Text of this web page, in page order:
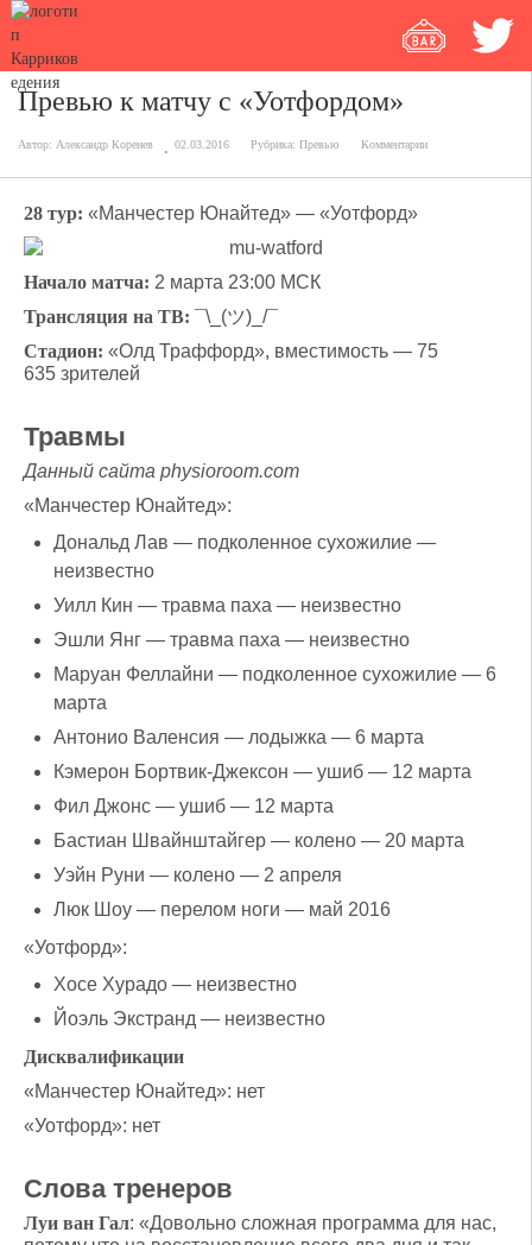
Превью к матчу с «Уотфордом»
Автор: Александр Коренев 02.03.2016 Рубрика: Превью Комментарии
28 тур: «Манчестер Юнайтед» — «Уотфорд»
Начало матча: 2 марта 23:00 МСК
Трансляция на ТВ: ¯\_(ツ)_/¯
Стадион: «Олд Траффорд», вместимость — 75
635 зрителей
Травмы
Данный сайта physioroom.com
«Манчестер Юнайтед»:
Дональд Лав — подколенное сухожилие —
неизвестно
Уилл Кин — травма паха — неизвестно
Эшли Янг — травма паха — неизвестно
Маруан Феллайни — подколенное сухожилие — 6
марта
Антонио Валенсия — лодыжка — 6 марта
Кэмерон Бортвик-Джексон — ушиб — 12 марта
Фил Джонс — ушиб — 12 марта
Бастиан Швайнштайгер — колено — 20 марта
Уэйн Руни — колено — 2 апреля
Люк Шоу — перелом ноги — май 2016
«Уотфорд»:
Хосе Хурадо — неизвестно
Йоэль Экстранд — неизвестно
Дисквалификации
«Манчестер Юнайтед»: нет
«Уотфорд»: нет
Слова тренеров
Луи ван Гал: «Довольно сложная программа для нас,